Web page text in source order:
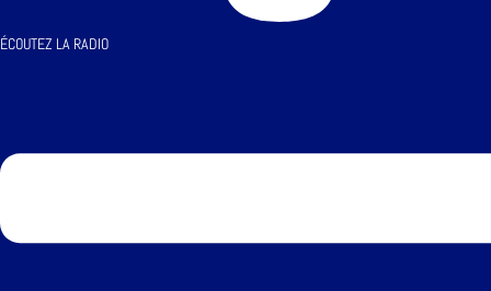
ÉCOUTEZ LA RADIO